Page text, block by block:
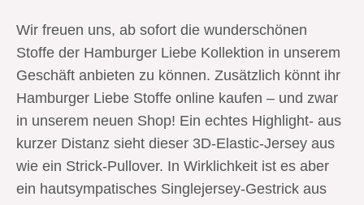
Wir freuen uns, ab sofort die wunderschönen
Stoffe der Hamburger Liebe Kollektion in unserem
Geschäft anbieten zu können. Zusätzlich könnt ihr
Hamburger Liebe Stoffe online kaufen – und zwar
in unserem neuen Shop! Ein echtes Highlight- aus
kurzer Distanz sieht dieser 3D-Elastic-Jersey aus
wie ein Strick-Pullover. In Wirklichkeit ist es aber
ein hautsympatisches Singlejersey-Gestrick aus